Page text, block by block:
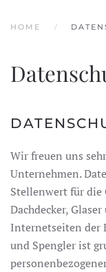
HOME
Wir freuen uns
Unternehmen.
Stellenwert für die
Dachdecker,
Internetseiten der
und Spengler ist